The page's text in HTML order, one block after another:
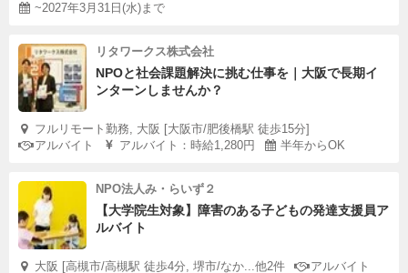
~2027年3月31日(水)まで
リタワークス株式会社
NPOと社会課題解決に挑む仕事を｜大阪で長期イ
ンターンしませんか？
フルリモート勤務, 大阪 [大阪市/肥後橋駅 徒歩15分]
アルバイト
アルバイト：時給1,280円 半年からOK
NPO法人み・らいず２
【大学院生対象】障害のある子どもの発達支援員ア
ルバイト
大阪 [高槻市/高槻駅 徒歩4分, 堺市/なか...他2件
アルバイト